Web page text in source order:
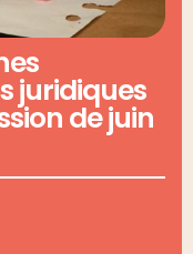
juridiques
de juin